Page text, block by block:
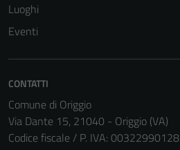
Luoghi
Eventi
CONTATTI
Comune di Origgio
Via Dante 15, 21040 - Origgio (VA)
Codice fiscale / P. IVA: 00322990128